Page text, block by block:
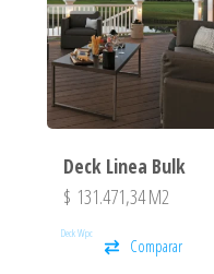
Deck Linea Bulk
$ 131.471,34M2
Deck Wpc
Comparar